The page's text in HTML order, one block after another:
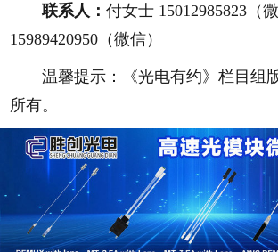
联系人：付女士 15012985823（
15989420950（微信）
温馨提示：《光电有约》栏目组
所有。